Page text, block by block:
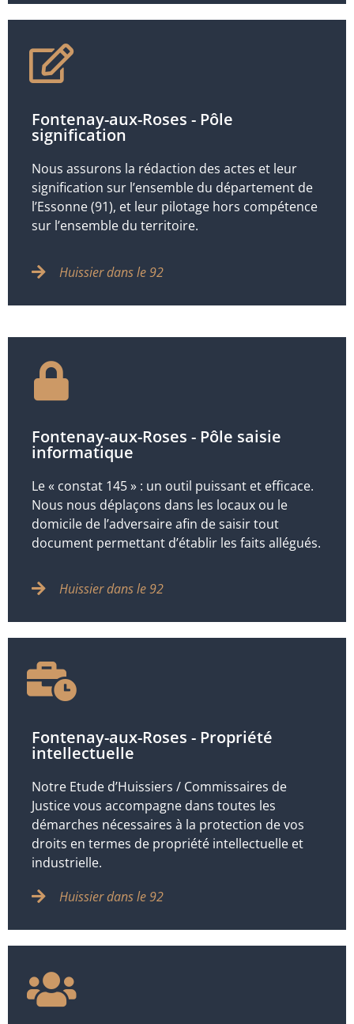
Fontenay-aux-Roses - Pôle
signification
Nous assurons la rédaction des actes et leur
signification sur l’ensemble du département de
l’Essonne (91), et leur pilotage hors compétence
sur l’ensemble du territoire.
Huissier dans le 92
Fontenay-aux-Roses - Pôle saisie
informatique
Le « constat 145 » : un outil puissant et efficace.
Nous nous déplaçons dans les locaux ou le
domicile de l’adversaire afin de saisir tout
document permettant d’établir les faits allégués.
Huissier dans le 92
Fontenay-aux-Roses - Propriété
intellectuelle
Notre Etude d’Huissiers / Commissaires de
Justice vous accompagne dans toutes les
démarches nécessaires à la protection de vos
droits en termes de propriété intellectuelle et
industrielle.
Huissier dans le 92